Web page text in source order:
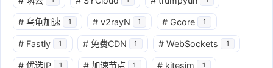
# 乌龟加速 1 # v2rayN 1 # Gcore 1
# Fastly 1 # 免费CDN 1 # WebSockets 1
# 优选IP 1 # 加速节点 1 # kitesim 1